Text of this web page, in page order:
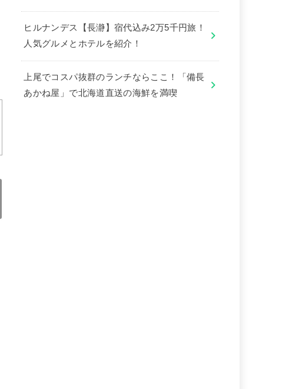
ヒルナンデス【長瀞】宿代込み2万5千円旅！
人気グルメとホテルを紹介！
上尾でコスパ抜群のランチならここ！「備長
あかね屋」で北海道直送の海鮮を満喫